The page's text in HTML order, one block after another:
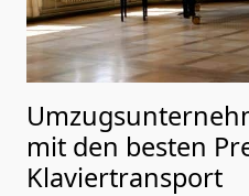
mit den besten
Klaviertransport